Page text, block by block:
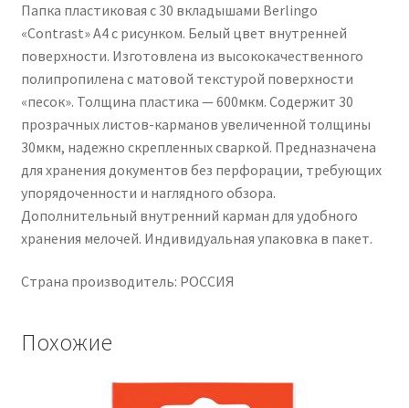
Папка пластиковая с 30 вкладышами Berlingo
«Contrast» А4 с рисунком. Белый цвет внутренней
поверхности. Изготовлена из высококачественного
полипропилена с матовой текстурой поверхности
«песок». Толщина пластика — 600мкм. Содержит 30
прозрачных листов-карманов увеличенной толщины
30мкм, надежно скрепленных сваркой. Предназначена
для хранения документов без перфорации, требующих
упорядоченности и наглядного обзора.
Дополнительный внутренний карман для удобного
хранения мелочей. Индивидуальная упаковка в пакет.
Страна производитель: РОССИЯ
Похожие